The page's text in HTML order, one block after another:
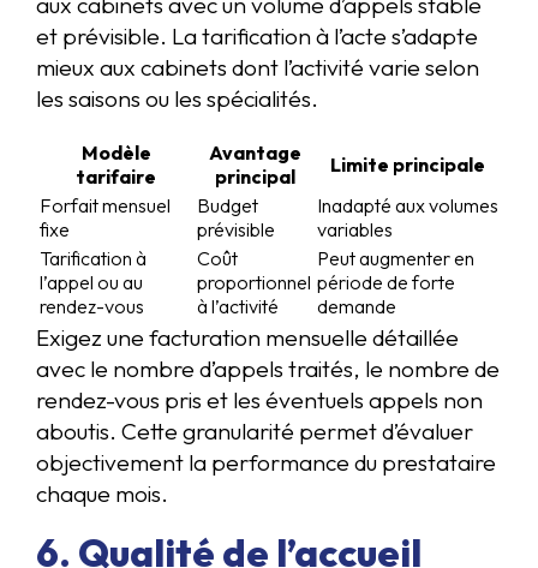
et prévisible. La tarification à l’acte s’adapte
mieux aux cabinets dont l’activité varie selon
les saisons ou les spécialités.
Modèle
tarifaire
Avantage
principal
Limite principale
Forfait mensuel
fixe
Budget
prévisible
Inadapté aux volumes
variables
Tarification à
l’appel ou au
rendez-vous
Coût
proportionnel
à l’activité
Peut augmenter en
période de forte
demande
Exigez une facturation mensuelle détaillée
avec le nombre d’appels traités, le nombre de
rendez-vous pris et les éventuels appels non
aboutis. Cette granularité permet d’évaluer
objectivement la performance du prestataire
chaque mois.
6. Qualité de l’accueil